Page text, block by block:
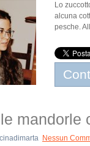
Lo
alcuna
pesche.
mandorle
Nessun